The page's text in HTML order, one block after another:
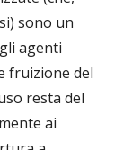
sono un
agenti
fruizione del
resta del
ai